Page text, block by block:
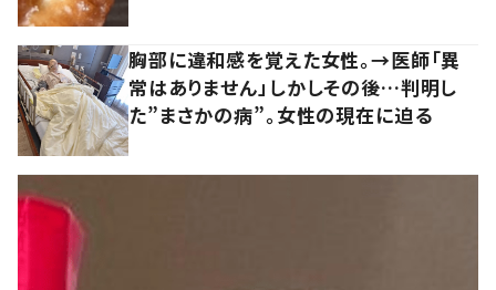
胸部に違和感を覚えた女性。→医師「異
常はありません」しかしその後…判明し
た”まさかの病”。女性の現在に迫る